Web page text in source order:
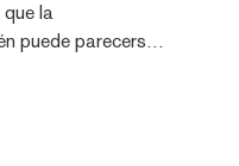
que la
puede parecerse
el potencial de